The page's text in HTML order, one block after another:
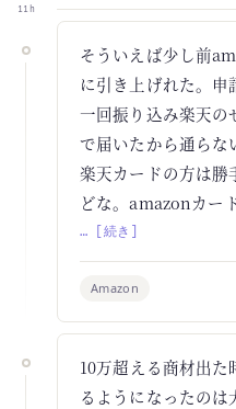
11h
そういえば少し前
に引き上げれた。申
一回振り込み楽天の
で届いたから通らな
楽天カードの方は勝
どな。amazonカー
… [続き]
Amazon
10万超える商材出
るようになったのは